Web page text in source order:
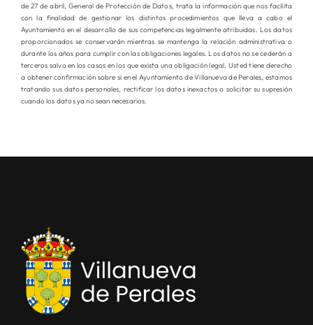
de 27 de abril, General de Protección de Datos, trata la información que nos facilita
con la finalidad de gestionar los distintos procedimientos que lleva a cabo el
Ayuntamiento en el desarrollo de sus competencias legalmente atribuidas. Los datos
proporcionados se conservarán mientras se mantenga la relación administrativa o
durante los años para cumplir con las obligaciones legales. Los datos no se cederán a
terceros salvo en los casos en los que exista una obligación legal. Usted tiene derecho
a obtener confirmación sobre si en el Ayuntamiento de Villanueva de Perales, estamos
tratando sus datos personales, rectificar los datos inexactos o solicitar su supresión
cuando los datos ya no sean necesarios.